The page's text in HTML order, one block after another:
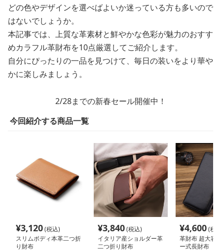
どの色やデザインを選べばよいか迷っている方も多いので
はないでしょうか。
本記事では、上質な革素材と鮮やかな色彩が魅力のおすす
めカラフル革財布を10点厳選してご紹介します。
自分にぴったりの一品を見つけて、毎日の装いをより華や
かに楽しみましょう。
2/28までの新春セール開催中！
今回紹介する商品一覧
¥3,120(税込)
スリムボディ本革二つ折
り財布
¥3,840(税込)
イタリア産ショルダー革
二つ折り財布
¥4,600(税
革財布 超大容
ー式長財布